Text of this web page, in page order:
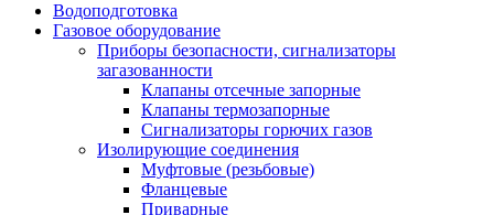
Водоподготовка
Газовое оборудование
Приборы безопасности, сигнализаторы
загазованности
Клапаны отсечные запорные
Клапаны термозапорные
Сигнализаторы горючих газов
Изолирующие соединения
Муфтовые (резьбовые)
Фланцевые
Приварные